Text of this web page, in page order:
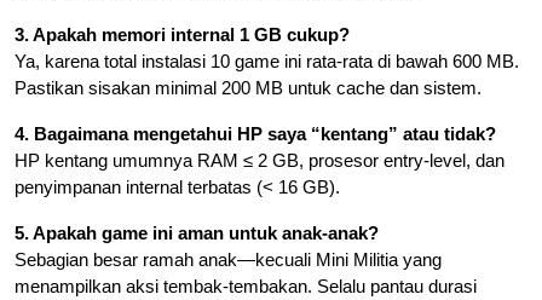
3. Apakah memori internal 1 GB cukup?
Ya, karena total instalasi 10 game ini rata-rata di bawah 600 MB.
Pastikan sisakan minimal 200 MB untuk cache dan sistem.
4. Bagaimana mengetahui HP saya “kentang” atau tidak?
HP kentang umumnya RAM ≤ 2 GB, prosesor entry-level, dan
penyimpanan internal terbatas (< 16 GB).
5. Apakah game ini aman untuk anak-anak?
Sebagian besar ramah anak—kecuali Mini Militia yang
menampilkan aksi tembak-tembakan. Selalu pantau durasi